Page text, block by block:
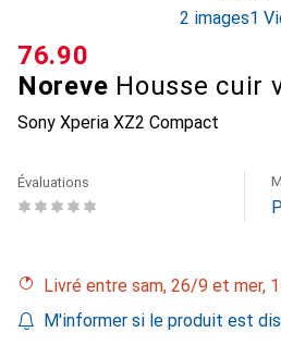
2 images1
Noreve Housse cuir
Sony Xperia XZ2 Compact
CHF
76.90
Évaluations
Livré entre sam, 26/9 et mer,
M'informer si le produit est